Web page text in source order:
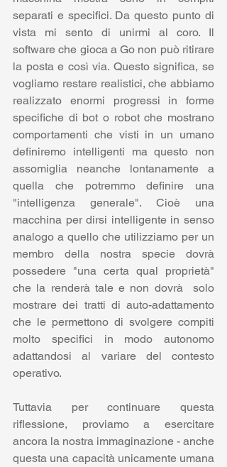
separati e specifici. Da questo punto di
vista mi sento di unirmi al coro. Il
software che gioca a Go non può ritirare
la posta e così via. Questo significa, se
vogliamo restare realistici, che abbiamo
realizzato enormi progressi in forme
specifiche di bot o robot che mostrano
comportamenti che visti in un umano
definiremo intelligenti ma questo non
assomiglia neanche lontanamente a
quella che potremmo definire una
"intelligenza generale". Cioè una
macchina per dirsi intelligente in senso
analogo a quello che utilizziamo per un
membro della nostra specie dovrà
possedere "una certa qual proprietà"
che la renderà tale e non dovrà  solo
mostrare dei tratti di auto-adattamento
che le permettono di svolgere compiti
molto specifici in modo autonomo
adattandosi al variare del contesto
operativo.
Tuttavia per continuare questa
riflessione, proviamo a esercitare
ancora la nostra immaginazione - anche
questa una capacità unicamente umana